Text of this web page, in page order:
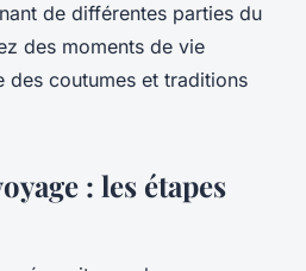
de différentes parties du
des moments de vie
des coutumes et traditions
: les étapes